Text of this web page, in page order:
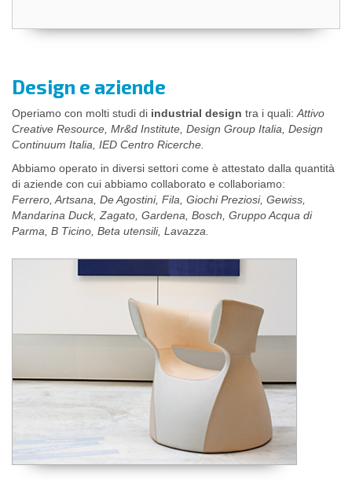
Design e aziende
Operiamo con molti studi di industrial design tra i quali: Attivo
Creative Resource, Mr&d Institute, Design Group Italia, Design
Continuum Italia, IED Centro Ricerche.
Abbiamo operato in diversi settori come è attestato dalla quantità
di aziende con cui abbiamo collaborato e collaboriamo:
Ferrero, Artsana, De Agostini, Fila, Giochi Preziosi, Gewiss,
Mandarina Duck, Zagato, Gardena, Bosch, Gruppo Acqua di
Parma, B Ticino, Beta utensili, Lavazza.